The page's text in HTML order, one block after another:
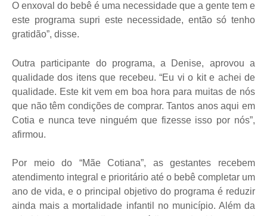
O enxoval do bebê é uma necessidade que a gente tem e
este programa supri este necessidade, então só tenho
gratidão”, disse.
Outra participante do programa, a Denise, aprovou a
qualidade dos itens que recebeu. “Eu vi o kit e achei de
qualidade. Este kit vem em boa hora para muitas de nós
que não têm condições de comprar. Tantos anos aqui em
Cotia e nunca teve ninguém que fizesse isso por nós”,
afirmou.
Por meio do “Mãe Cotiana”, as gestantes recebem
atendimento integral e prioritário até o bebê completar um
ano de vida, e o principal objetivo do programa é reduzir
ainda mais a mortalidade infantil no município. Além da